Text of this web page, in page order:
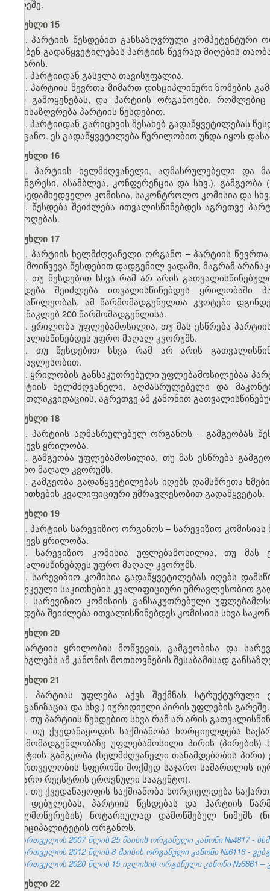
გარეშე.
მუხლი 15
1. პარტიის წესდებით განსაზღვრული
იღებენ გადაწყვეტილებას პარტიის წევრად მიღების
არ არის.
2. პარტიიდან გასვლა თავისუფალია.
3. პარტიის წევრთა მიმართ დისციპლინური ზომების
მათ გამოყენებას, და პარტიის ორგანოები,
განისაზღვრება პარტიის წესდებით.
4. პარტიიდან გარიცხვის შესახებ გადაწყვეტილებას
ორგანო. ეს გადაწყვეტილება წერილობით უნდა იყოს
მუხლი 16
1. პარტიის ხელმძღვანელი, აღმასრულებელი და
(კონგრესი, ასამბლეა, კონფერენცია და სხვ.),
(საზედამხედველო კომისია, საკონტროლო კომისია და
2. წესდება შეიძლება ითვალისწინებდეს აგრეთვე
შემოღებას.
მუხლი 17
1. პარტიის ხელმძღვანელი ორგანო – პარტიის
იგი მოიწვევა წესდებით დადგენილ ვადაში, მაგრამ
2. თუ წესდებით სხვა რამ არ არის
წესდება შეიძლება ითვალისწინებდეს
მონაწილეობას. ამ წარმომადგენელთა კვოტები
არანაკლებ 200 წარმომადგენლისა.
3. ყრილობა უფლებამოსილია, თუ მას ესწრება
ითვალისწინებდეს უფრო მაღალ კვორუმს.
4. თუ წესდებით სხვა რამ არ არის
უმრავლესობით.
5. ყრილობის განსაკუთრებული უფლებამოსილებაა
პარტიის ხელმძღვანელი, აღმასრულებელი და
თვითლიკვიდაციის, აგრეთვე ამ კანონით
მუხლი 18
1. პარტიის აღმასრულებელ ორგანოს – გამგეობას
ირჩევს ყრილობა.
2. გამგეობა უფლებამოსილია, თუ მას ესწრება
უფრო მაღალ კვორუმს.
3. გამგეობა გადაწყვეტილებას იღებს დამსწრეთა
საკითხების კვალიფიციური უმრავლესობით გადაწყვეტას.
მუხლი 19
1. პარტიის სარევიზიო ორგანოს – სარევიზიო
ირჩევს ყრილობა.
2. სარევიზიო კომისია უფლებამოსილია, თუ მას
ითვალისწინებდეს უფრო მაღალ კვორუმს.
3. სარევიზიო კომისია გადაწყვეტილებას იღებს
ცალკეული საკითხების კვალიფიციური უმრავლესობით
4. სარევიზიო კომისიის განსაკუთრებული
წესდება შეიძლება ითვალისწინებდეს კომისიის სხვა
მუხლი 20
პარტიის ყრილობის მოწვევის, გამგეობისა და
ფარგლებს ამ კანონის მოთხოვნების შესაბამისად
მუხლი 21
1. პარტიას უფლება აქვს შექმნას
ორგანიზაცია და სხვ.) იურიდიული პირის უფლების გარეშე.
2. თუ პარტიის წესდებით სხვა რამ არ არის
3. თუ ქვედანაყოფის საქმიანობა ხორციელდება
წარმომადგენლობაზე უფლებამოსილი პირის
პარტიის გამგეობა (ხელმძღვანელი თანამდებობის
მმართველობის სფეროში მოქმედ საჯარო სამართლის
საჯარო რეესტრის ეროვნული სააგენტო).
4. თუ ქვედანაყოფის საქმიანობა ხორციელდება
მის დებულებას, პარტიის წესდებას და პარტიის
(ხელმოწერების) ნოტარიულად დამოწმებულ ნიმუშს
მუნიციპალიტეტის ორგანოს.
საქართველოს 2007 წლის 25 მაისის ორგანული კანონი №4817 -
საქართველოს 2012 წლის 8 მაისის ორგანული კანონი №6116 -
საქართველოს 2020 წლის 15 ივლისის ორგანული კანონი №6861 –
მუხლი 22